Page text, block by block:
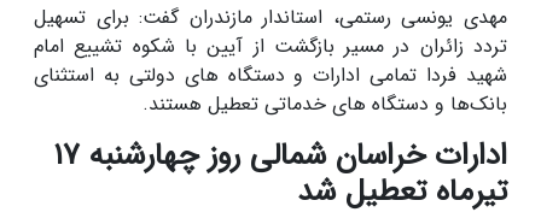
مهدی یونسی رستمی، استاندار مازندران گفت: برای تسهیل
تردد زائران در مسیر بازگشت از آیین با شکوه تشییع امام
شهید فردا تمامی ادارات و دستگاه های دولتی به استثنای
بانک‌ها و دستگاه های خدماتی تعطیل هستند.
ادارات خراسان شمالی روز چهارشنبه ۱۷
تیرماه تعطیل شد